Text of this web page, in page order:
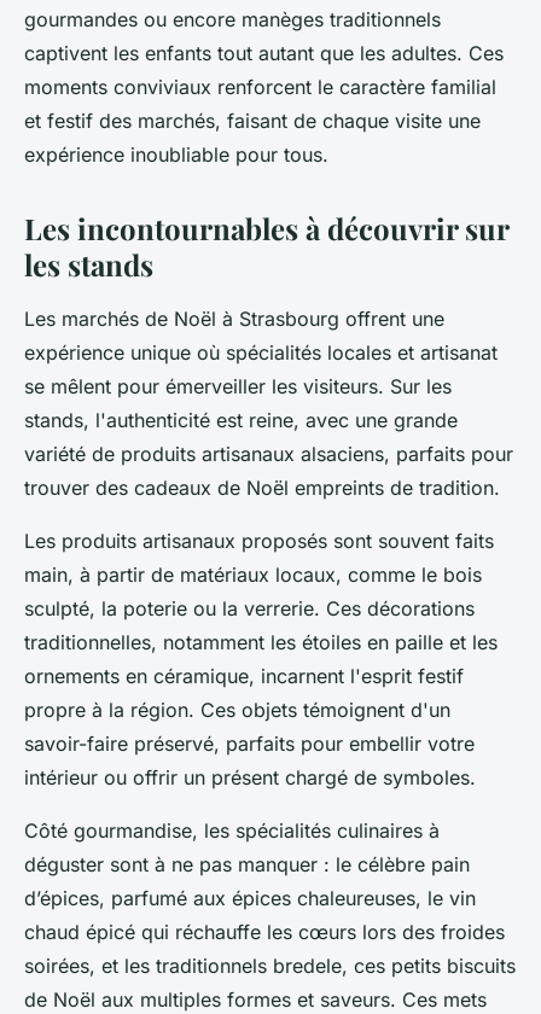
gourmandes ou encore manèges traditionnels
captivent les enfants tout autant que les adultes. Ces
moments conviviaux renforcent le caractère familial
et festif des marchés, faisant de chaque visite une
expérience inoubliable pour tous.
Les incontournables à découvrir sur
les stands
Les marchés de Noël à Strasbourg offrent une
expérience unique où spécialités locales et artisanat
se mêlent pour émerveiller les visiteurs. Sur les
stands, l'authenticité est reine, avec une grande
variété de produits artisanaux alsaciens, parfaits pour
trouver des cadeaux de Noël empreints de tradition.
Les produits artisanaux proposés sont souvent faits
main, à partir de matériaux locaux, comme le bois
sculpté, la poterie ou la verrerie. Ces décorations
traditionnelles, notamment les étoiles en paille et les
ornements en céramique, incarnent l'esprit festif
propre à la région. Ces objets témoignent d'un
savoir-faire préservé, parfaits pour embellir votre
intérieur ou offrir un présent chargé de symboles.
Côté gourmandise, les spécialités culinaires à
déguster sont à ne pas manquer : le célèbre pain
d’épices, parfumé aux épices chaleureuses, le vin
chaud épicé qui réchauffe les cœurs lors des froides
soirées, et les traditionnels bredele, ces petits biscuits
de Noël aux multiples formes et saveurs. Ces mets